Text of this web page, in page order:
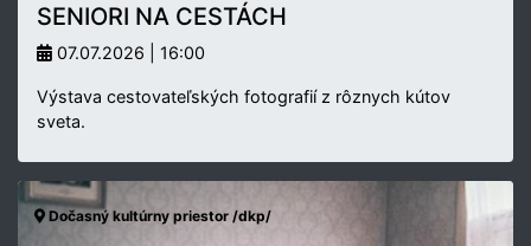
SENIORI NA CESTÁCH
07.07.2026 | 16:00
Výstava cestovateľských fotografií z rôznych kútov
sveta.
Dočasný kultúrny priestor /dkp/